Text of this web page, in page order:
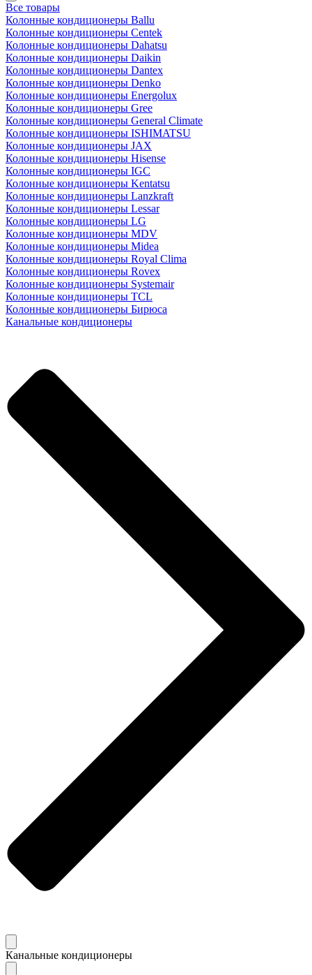
Все товары
Колонные кондиционеры Ballu
Колонные кондиционеры Centek
Колонные кондиционеры Dahatsu
Колонные кондиционеры Daikin
Колонные кондиционеры Dantex
Колонные кондиционеры Denko
Колонные кондиционеры Energolux
Колонные кондиционеры Gree
Колонные кондиционеры General Climate
Колонные кондиционеры ISHIMATSU
Колонные кондиционеры JAX
Колонные кондиционеры Hisense
Колонные кондиционеры IGC
Колонные кондиционеры Kentatsu
Колонные кондиционеры Lanzkraft
Колонные кондиционеры Lessar
Колонные кондиционеры LG
Колонные кондиционеры MDV
Колонные кондиционеры Midea
Колонные кондиционеры Royal Clima
Колонные кондиционеры Rovex
Колонные кондиционеры Systemair
Колонные кондиционеры TCL
Колонные кондиционеры Бирюса
Канальные кондиционеры
Канальные кондиционеры